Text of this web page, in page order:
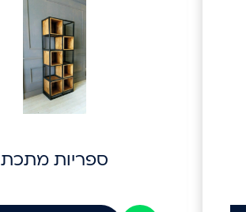
ספריות מתכת